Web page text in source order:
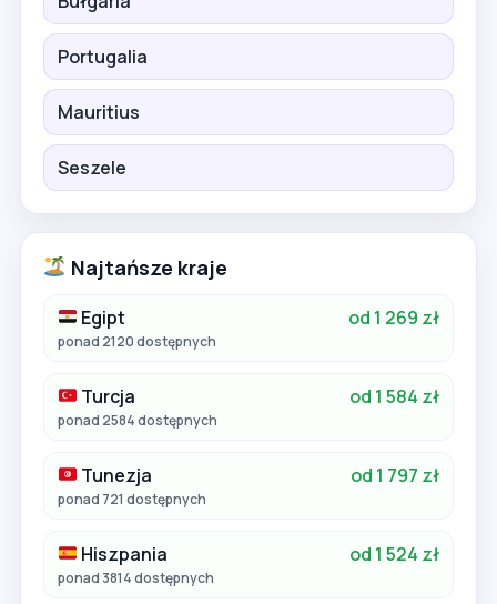
Portugalia
Mauritius
Seszele
Najtańsze kraje
Egipt od 1 269 zł
ponad 2120 dostępnych
Turcja od 1 584 zł
ponad 2584 dostępnych
Tunezja od 1 797 zł
ponad 721 dostępnych
Hiszpania od 1 524 zł
ponad 3814 dostępnych